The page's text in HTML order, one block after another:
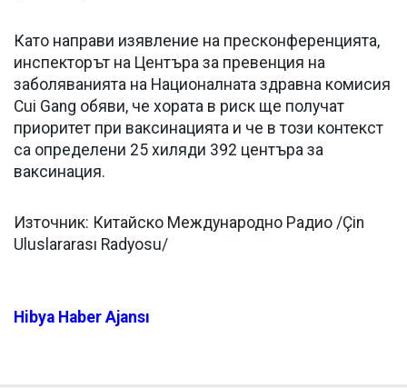
Като направи изявление на пресконференцията,
инспекторът на Центъра за превенция на
заболяванията на Националната здравна комисия
Cui Gang обяви, че хората в риск ще получат
приоритет при ваксинацията и че в този контекст
са определени 25 хиляди 392 центъра за
ваксинация.
Източник: Китайско Международно Радио /Çin
Uluslararası Radyosu/
Hibya Haber Ajansı